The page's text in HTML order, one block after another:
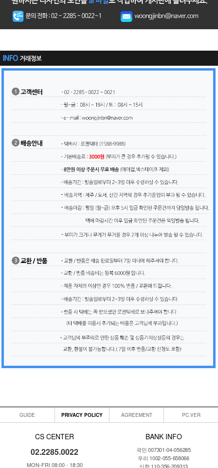
GUIDE PRIVACY POLICY AGREEMENT PC.VER
CS CENTER
02.2285.0022
MON-FRI 08:00 - 18:30
BANK INFO
국민 007301-04-056285
우리 1002-055-658066
신한 110-356-209313